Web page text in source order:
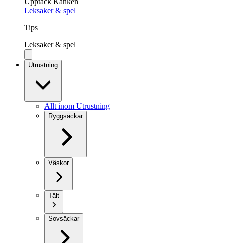
Leksaker & spel
Tips
Leksaker & spel
Utrustning
Allt inom Utrustning
Ryggsäckar
Väskor
Tält
Sovsäckar